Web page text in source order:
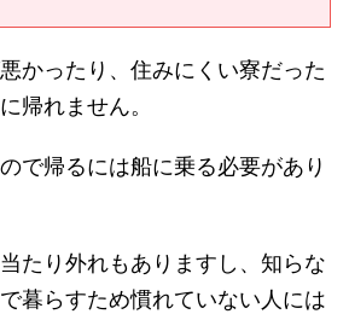
かったり、住みにくい寮だった
帰れません。
で帰るには船に乗る必要があり
たり外れもありますし、知らな
暮らすため慣れていない人には